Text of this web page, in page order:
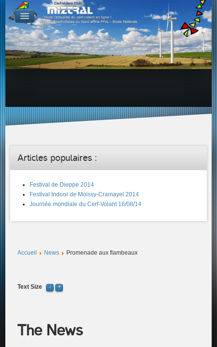
De par le monde
GALERIES
Galerie Photo
Galerie KAP
Galerie Vidéo
Proposer un lien sur votre site Web
Proposer un nouveau lien !
Articles populaires :
Festival de Dieppe 2014
Festival Indoor de Moissy-Cramayel 2014
Journée mondiale du Cerf-Volant 16/08/14
Accueil News Promenade aux flambeaux
Text Size
The News